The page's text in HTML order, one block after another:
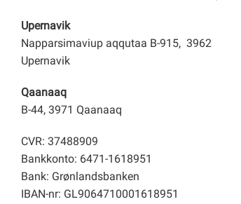
Upernavik
Napparsimaviup aqqutaa B-915, 3962
Upernavik
Qaanaaq
B-44, 3971 Qaanaaq
CVR: 37488909
Bankkonto: 6471-1618951
Bank: Grønlandsbanken
IBAN-nr: GL9064710001618951